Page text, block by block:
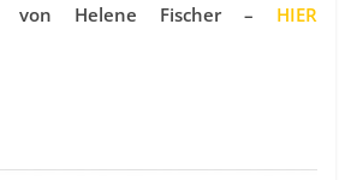
von Helene Fischer – HIER